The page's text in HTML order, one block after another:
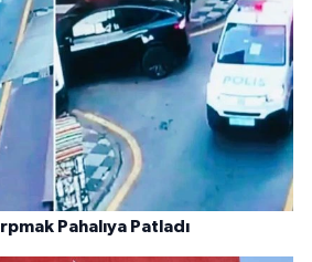
Pahalıya Patladı